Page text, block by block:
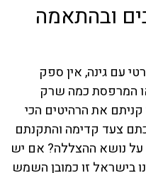
ובהתאמה
עם גינה, אין ספק
המרפסת כמה שרק
את הרהיטים הכי
צעד קדימה והתקנתם
נושא ההצללה? אם יש
זו כמובן השמש